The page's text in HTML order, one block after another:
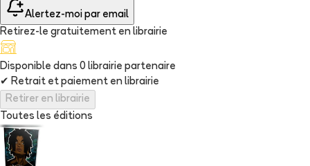
Alertez-moi par email
Retirez-le gratuitement en librairie
Disponible dans 0 librairie partenaire
✔ Retrait et paiement en librairie
Retirer en librairie
Toutes les éditions